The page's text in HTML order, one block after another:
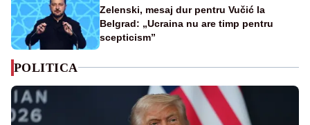
Zelenski, mesaj dur pentru Vučić la
Belgrad: „Ucraina nu are timp pentru
scepticism”
POLITICA